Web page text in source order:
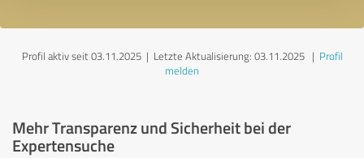
Profil aktiv seit 03.11.2025 | Letzte Aktualisierung: 03.11.2025| Profil
melden
Mehr Transparenz und Sicherheit bei der
Expertensuche